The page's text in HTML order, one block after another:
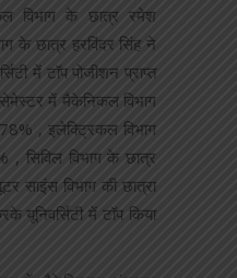
विभाग के छात्र रमेश
के छात्र हरविंदर सिंह ने
में टॉप पोजीशन प्राप्त
में मैकेनिकल विभाग
, इलेक्ट्रिकल विभाग
सिविल विभाग के छात्र
साइंस विभाग की छात्रा
यूनिवर्सिटी में टॉप किया